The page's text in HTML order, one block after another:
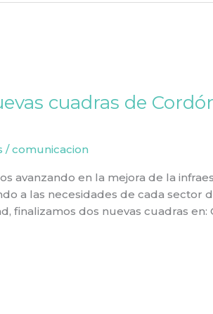
cuadras de
/comunicacion
avanzando en la mejora de la
a las necesidades de cada sector
finalizamos dos nuevas cuadras en: